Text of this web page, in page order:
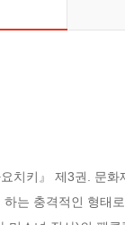
치키』 제3권. 문
하는 충격적인 형태